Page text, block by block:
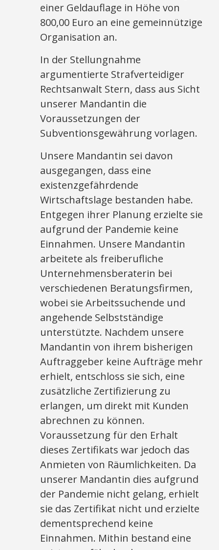
einer Geldauflage in Höhe von
800,00 Euro an eine gemeinnützige
Organisation an.
In der Stellungnahme
argumentierte Strafverteidiger
Rechtsanwalt Stern, dass aus Sicht
unserer Mandantin die
Voraussetzungen der
Subventionsgewährung vorlagen.
Unsere Mandantin sei davon
ausgegangen, dass eine
existenzgefährdende
Wirtschaftslage bestanden habe.
Entgegen ihrer Planung erzielte sie
aufgrund der Pandemie keine
Einnahmen. Unsere Mandantin
arbeitete als freiberufliche
Unternehmensberaterin bei
verschiedenen Beratungsfirmen,
wobei sie Arbeitssuchende und
angehende Selbstständige
unterstützte. Nachdem unsere
Mandantin von ihrem bisherigen
Auftraggeber keine Aufträge mehr
erhielt, entschloss sie sich, eine
zusätzliche Zertifizierung zu
erlangen, um direkt mit Kunden
abrechnen zu können.
Voraussetzung für den Erhalt
dieses Zertifikats war jedoch das
Anmieten von Räumlichkeiten. Da
unserer Mandantin dies aufgrund
der Pandemie nicht gelang, erhielt
sie das Zertifikat nicht und erzielte
dementsprechend keine
Einnahmen. Mithin bestand eine